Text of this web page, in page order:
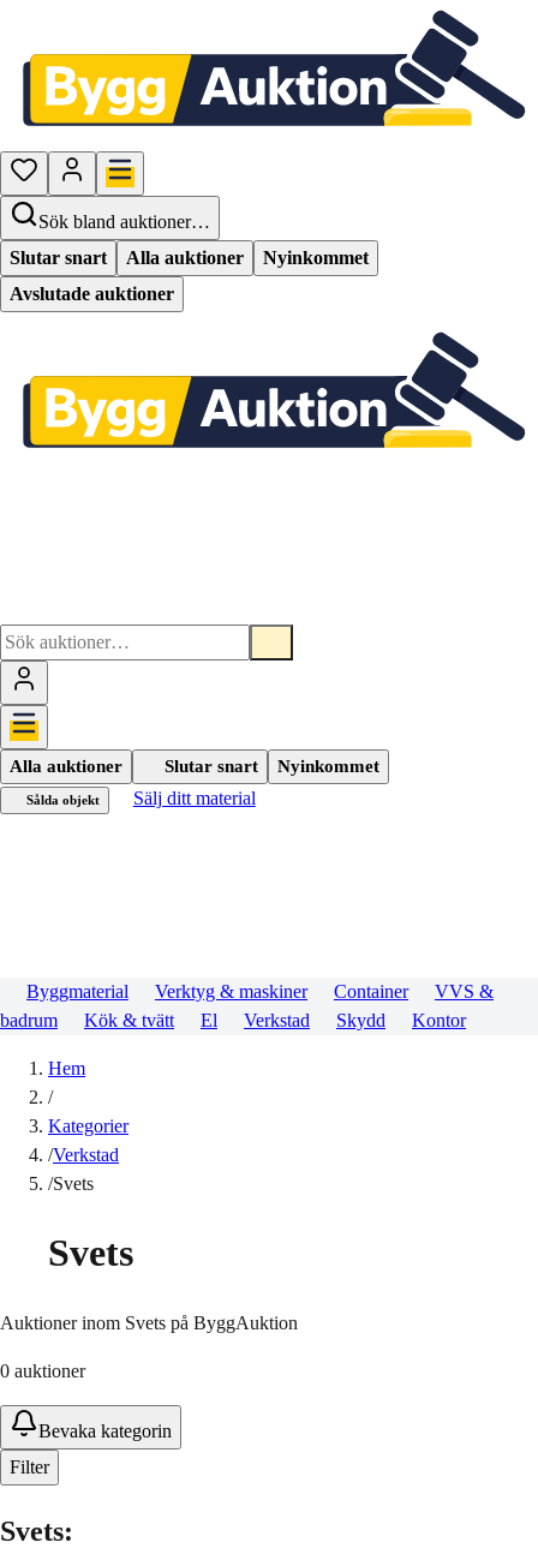
Sök bland auktioner…
Slutar snart
Alla auktioner
Nyinkommet
Avslutade auktioner
Alla auktioner Slutar snart Nyinkommet
Sålda objekt Sälj ditt material
Byggmaterial Verktyg & maskiner Container
VVS &
badrum
Kök & tvätt El Verkstad Skydd Kontor
Hem
/
Kategorier
/Verkstad
/Svets
Svets
Auktioner inom Svets på ByggAuktion
0 auktioner
Bevaka kategorin
Filter
Svets: